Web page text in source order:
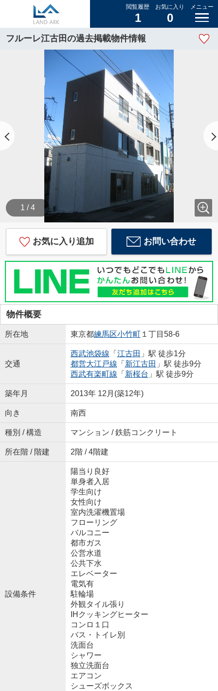
閲覧履歴
1
お気に入り
0
メニュー
フルーレ江古田の過去掲載物件情報
1 / 4
お気に入り追加 お問い合わせ
物件概要
所在地 東京都練馬区小竹町１丁目58-6
交通
西武池袋線 「 江古田 」駅 徒歩1分
都営大江戸線 「 新江古田 」駅 徒歩9分
西武有楽町線 「 新桜台 」駅 徒歩9分
築年月 2013年 12月(築12年)
向き 南西
種別 / 構造 マンション / 鉄筋コンクリート
所在階 / 階建 2階 / 4階建
設備条件
陽当り良好
単身者入居
学生向け
女性向け
室内洗濯機置場
フローリング
バルコニー
都市ガス
公営水道
公共下水
エレベーター
電気有
駐輪場
外観タイル張り
IHクッキングヒーター
コンロ１口
バス・トイレ別
洗面台
シャワー
独立洗面台
エアコン
シューズボックス